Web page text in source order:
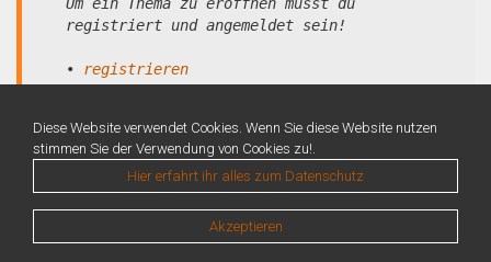
registriert und angemeldet sein!
• registrieren
Diese Website verwendet Cookies. Wenn Sie diese Website nutzen
stimmen Sie der Verwendung von Cookies zu!.
Hier erfahrt ihr alles zum Datenschutz
Akzeptieren